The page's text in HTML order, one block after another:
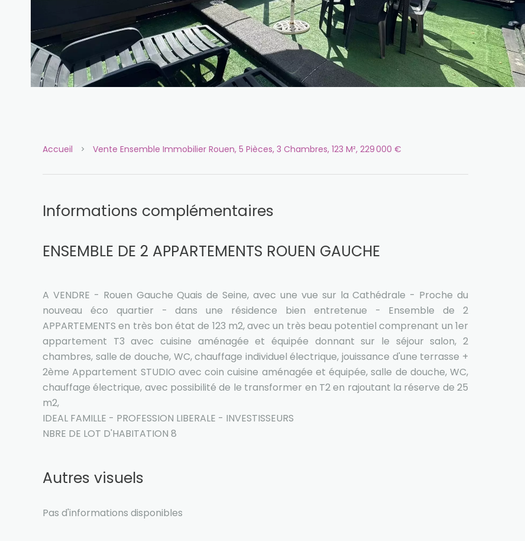
Accueil Vente Ensemble Immobilier Rouen, 5 Pièces, 3 Chambres, 123 M², 229 000 €
Informations complémentaires
ENSEMBLE DE 2 APPARTEMENTS ROUEN GAUCHE
A VENDRE - Rouen Gauche Quais de Seine, avec une vue sur la Cathédrale - Proche du
nouveau éco quartier - dans une résidence bien entretenue - Ensemble de 2
APPARTEMENTS en très bon état de 123 m2, avec un très beau potentiel comprenant un 1er
appartement T3 avec cuisine aménagée et équipée donnant sur le séjour salon, 2
chambres, salle de douche, WC, chauffage individuel électrique, jouissance d'une terrasse +
2ème Appartement STUDIO avec coin cuisine aménagée et équipée, salle de douche, WC,
chauffage électrique, avec possibilité de le transformer en T2 en rajoutant la réserve de 25
m2,
IDEAL FAMILLE - PROFESSION LIBERALE - INVESTISSEURS
NBRE DE LOT D'HABITATION 8
Autres visuels
Pas d'informations disponibles